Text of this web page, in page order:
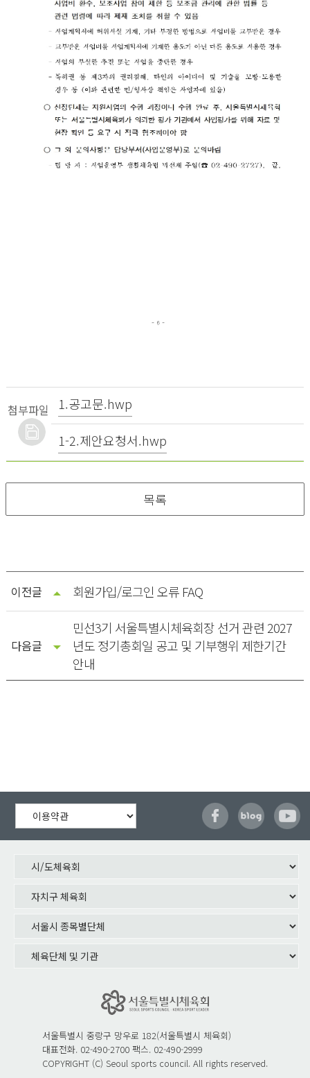
첨부파일 1.공고문.hwp
1-2.제안요청서.hwp
목록
이전글 회원가입/로그인 오류 FAQ
다음글
민선3기 서울특별시체육회장 선거 관련 2027
년도 정기총회일 공고 및 기부행위 제한기간
안내
서울특별시 중랑구 망우로 182(서울특별시 체육회)
대표전화. 02-490-2700 팩스. 02-490-2999
COPYRIGHT (C) Seoul sports council. All rights reserved.